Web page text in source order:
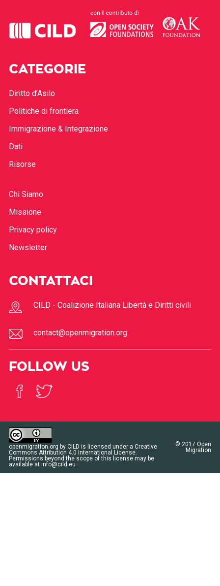
CATEGORIE
Diritto d’Asilo
Politiche di frontiera
Immigrazione & Integrazione
Dati
Risorse
Chi Siamo
Missione
Privacy policy
Newsletter
CONTATTACI
CILD - Coalizione Italiana Libertà e Diritti civili
contact@openmigration.org
FOLLOW US
openmigration.org by CILD is licensed under a Creative
Commons Attribution 4.0 International License.
Permissions beyond the scope of this license may be
available at info@cild.eu
© 2017 Open
Migration